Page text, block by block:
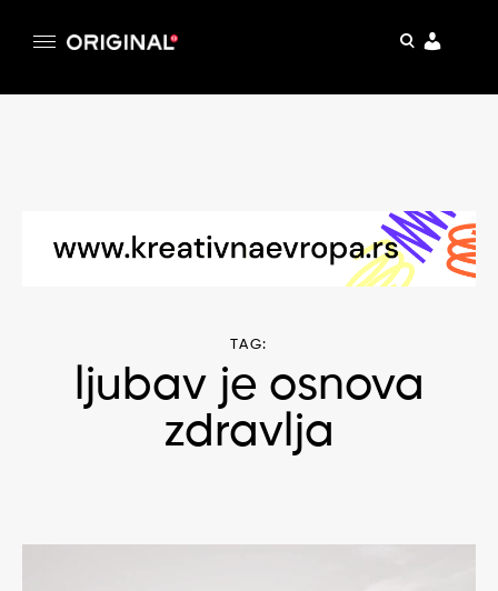
pretraga
TAG:
ljubav je osnova
zdravlja